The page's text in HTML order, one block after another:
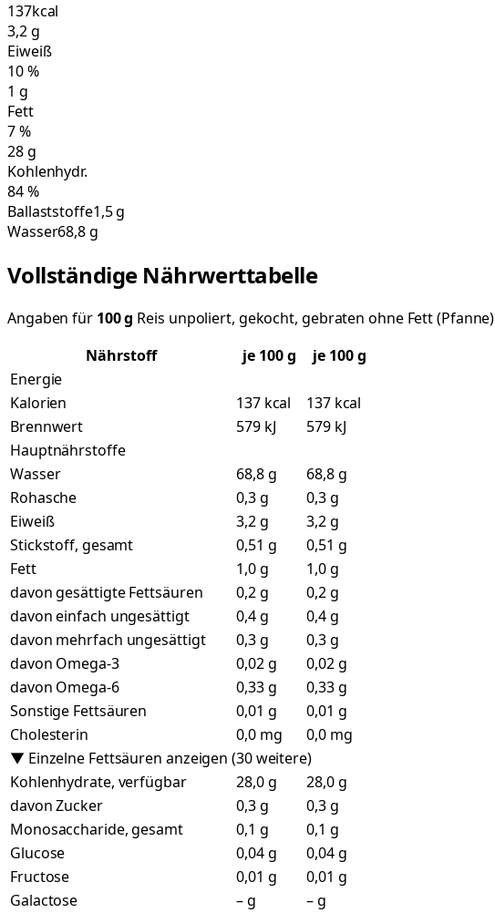
137kcal
3,2g
Eiweiß
10%
1 g
Fett
7%
28g
Kohlenhydr.
84%
Ballaststoffe1,5 g
Wasser68,8 g
Vollständige Nährwerttabelle
Angaben für 100g Reis unpoliert, gekocht, gebraten ohne Fett (Pfanne)
Nährstoff
je 100g
je 100 g
Energie
Kalorien
137 kcal
137 kcal
Brennwert
579 kJ
579 kJ
Hauptnährstoffe
Wasser
68,8 g
68,8 g
Rohasche
0,3 g
0,3 g
Eiweiß
3,2 g
3,2 g
Stickstoff, gesamt
0,51 g
0,51 g
Fett
1,0 g
1,0 g
davon gesättigte Fettsäuren
0,2 g
0,2 g
davon einfach ungesättigt
0,4 g
0,4 g
davon mehrfach ungesättigt
0,3 g
0,3 g
davon Omega-3
0,02 g
0,02 g
davon Omega-6
0,33 g
0,33 g
Sonstige Fettsäuren
0,01 g
0,01 g
Cholesterin
0,0 mg
0,0 mg
▼ Einzelne Fettsäuren anzeigen (30 weitere)
Kohlenhydrate, verfügbar
28,0 g
28,0 g
davon Zucker
0,3 g
0,3 g
Monosaccharide, gesamt
0,1 g
0,1 g
Glucose
0,04 g
0,04 g
Fructose
0,01 g
0,01 g
Galactose
– g
– g